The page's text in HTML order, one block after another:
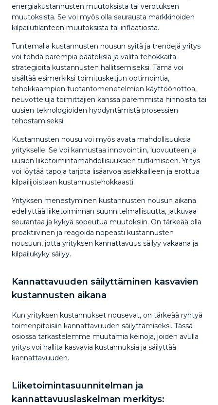
energiakustannusten muutoksista tai verotuksen
muutoksista. Se voi myös olla seurausta markkinoiden
kilpailutilanteen muutoksista tai inflaatiosta.
Tuntemalla kustannusten nousun syitä ja trendejä yritys
voi tehdä parempia päätöksiä ja valita tehokkaita
strategioita kustannusten hallitsemiseksi. Tämä voi
sisältää esimerkiksi toimitusketjun optimointia,
tehokkaampien tuotantomenetelmien käyttöönottoa,
neuvotteluja toimittajien kanssa paremmista hinnoista tai
uusien teknologioiden hyödyntämistä prosessien
tehostamiseksi.
Kustannusten nousu voi myös avata mahdollisuuksia
yritykselle. Se voi kannustaa innovointiin, luovuuteen ja
uusien liiketoimintamahdollisuuksien tutkimiseen. Yritys
voi löytää tapoja tarjota lisäarvoa asiakkailleen ja erottua
kilpailijoistaan kustannustehokkaasti.
Yrityksen menestyminen kustannusten nousun aikana
edellyttää liiketoiminnan suunnitelmallisuutta, jatkuvaa
seurantaa ja kykyä sopeutua muutoksiin. On tärkeää olla
proaktiivinen ja reagoida nopeasti kustannusten
nousuun, jotta yrityksen kannattavuus säilyy vakaana ja
kilpailukyky säilyy.
Kannattavuuden säilyttäminen kasvavien
kustannusten aikana
Kun yrityksen kustannukset nousevat, on tärkeää ryhtyä
toimenpiteisiin kannattavuuden säilyttämiseksi. Tässä
osiossa tarkastelemme muutamia keinoja, joiden avulla
yritys voi hallita kasvavia kustannuksia ja säilyttää
kannattavuuden.
Liiketoimintasuunnitelman ja
kannattavuuslaskelman merkitys: